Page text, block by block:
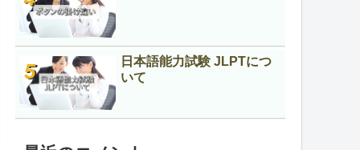
日本語能力試験 JLPTにつ
いて